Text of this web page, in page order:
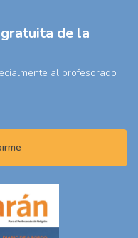
gratuita de la
al profesorado